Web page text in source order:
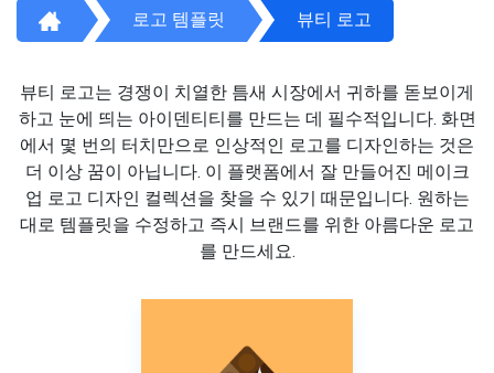
로고 템플릿 뷰티 로고
뷰티 로고는 경쟁이 치열한 틈새 시장에서 귀하를 돋보이게
하고 눈에 띄는 아이덴티티를 만드는 데 필수적입니다. 화면
에서 몇 번의 터치만으로 인상적인 로고를 디자인하는 것은
더 이상 꿈이 아닙니다. 이 플랫폼에서 잘 만들어진 메이크
업 로고 디자인 컬렉션을 찾을 수 있기 때문입니다. 원하는
대로 템플릿을 수정하고 즉시 브랜드를 위한 아름다운 로고
를 만드세요.